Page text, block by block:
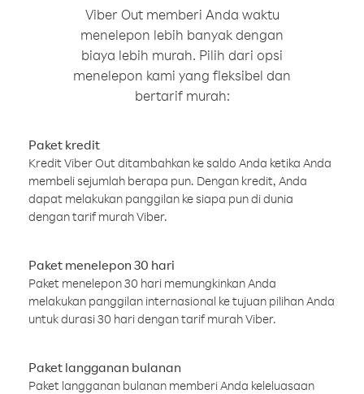
Viber Out memberi Anda waktu
menelepon lebih banyak dengan
biaya lebih murah. Pilih dari opsi
menelepon kami yang fleksibel dan
bertarif murah:
Paket kredit
Kredit Viber Out ditambahkan ke saldo Anda ketika Anda
membeli sejumlah berapa pun. Dengan kredit, Anda
dapat melakukan panggilan ke siapa pun di dunia
dengan tarif murah Viber.
Paket menelepon 30 hari
Paket menelepon 30 hari memungkinkan Anda
melakukan panggilan internasional ke tujuan pilihan Anda
untuk durasi 30 hari dengan tarif murah Viber.
Paket langganan bulanan
Paket langganan bulanan memberi Anda keleluasaan